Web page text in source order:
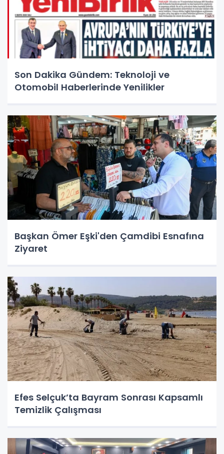
Son Dakika Gündem: Teknoloji ve
Otomobil Haberlerinde Yenilikler
Başkan Ömer Eşki'den Çamdibi Esnafına
Ziyaret
Efes Selçuk’ta Bayram Sonrası Kapsamlı
Temizlik Çalışması